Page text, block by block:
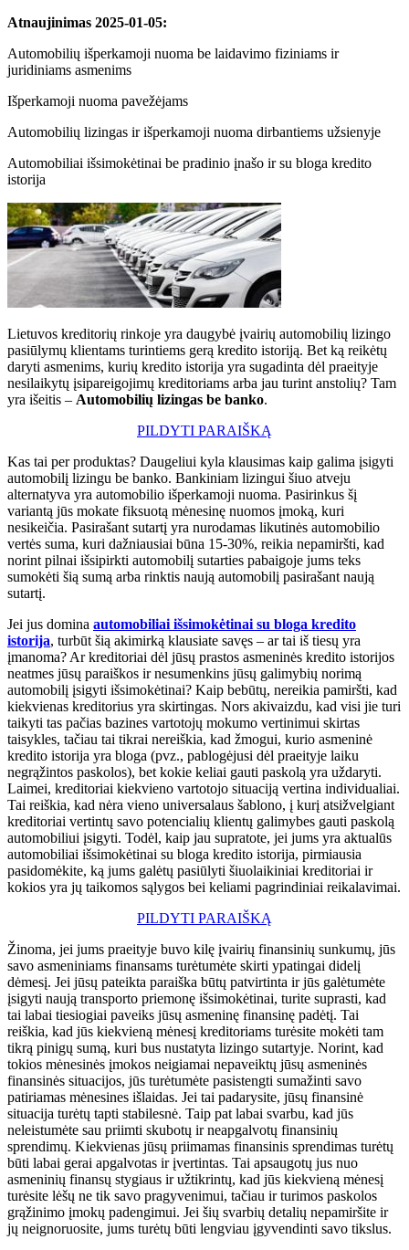
Atnaujinimas 2025-01-05:
Automobilių išperkamoji nuoma be laidavimo fiziniams ir
juridiniams asmenims
Išperkamoji nuoma pavežėjams
Automobilių lizingas ir išperkamoji nuoma dirbantiems užsienyje
Automobiliai išsimokėtinai be pradinio įnašo ir su bloga kredito
istorija
Lietuvos kreditorių rinkoje yra daugybė įvairių automobilių lizingo
pasiūlymų klientams turintiems gerą kredito istoriją. Bet ką reikėtų
daryti asmenims, kurių kredito istorija yra sugadinta dėl praeityje
nesilaikytų įsipareigojimų kreditoriams arba jau turint anstolių? Tam
yra išeitis – Automobilių lizingas be banko.
PILDYTI PARAIŠKĄ
Kas tai per produktas? Daugeliui kyla klausimas kaip galima įsigyti
automobilį lizingu be banko. Bankiniam lizingui šiuo atveju
alternatyva yra automobilio išperkamoji nuoma. Pasirinkus šį
variantą jūs mokate fiksuotą mėnesinę nuomos įmoką, kuri
nesikeičia. Pasirašant sutartį yra nurodamas likutinės automobilio
vertės suma, kuri dažniausiai būna 15-30%, reikia nepamiršti, kad
norint pilnai išsipirkti automobilį sutarties pabaigoje jums teks
sumokėti šią sumą arba rinktis naują automobilį pasirašant naują
sutartį.
Jei jus domina automobiliai išsimokėtinai su bloga kredito
istorija, turbūt šią akimirką klausiate savęs – ar tai iš tiesų yra
įmanoma? Ar kreditoriai dėl jūsų prastos asmeninės kredito istorijos
neatmes jūsų paraiškos ir nesumenkins jūsų galimybių norimą
automobilį įsigyti išsimokėtinai? Kaip bebūtų, nereikia pamiršti, kad
kiekvienas kreditorius yra skirtingas. Nors akivaizdu, kad visi jie turi
taikyti tas pačias bazines vartotojų mokumo vertinimui skirtas
taisykles, tačiau tai tikrai nereiškia, kad žmogui, kurio asmeninė
kredito istorija yra bloga (pvz., pablogėjusi dėl praeityje laiku
negrąžintos paskolos), bet kokie keliai gauti paskolą yra uždaryti.
Laimei, kreditoriai kiekvieno vartotojo situaciją vertina individualiai.
Tai reiškia, kad nėra vieno universalaus šablono, į kurį atsižvelgiant
kreditoriai vertintų savo potencialių klientų galimybes gauti paskolą
automobiliui įsigyti. Todėl, kaip jau supratote, jei jums yra aktualūs
automobiliai išsimokėtinai su bloga kredito istorija, pirmiausia
pasidomėkite, ką jums galėtų pasiūlyti šiuolaikiniai kreditoriai ir
kokios yra jų taikomos sąlygos bei keliami pagrindiniai reikalavimai.
PILDYTI PARAIŠKĄ
Žinoma, jei jums praeityje buvo kilę įvairių finansinių sunkumų, jūs
savo asmeniniams finansams turėtumėte skirti ypatingai didelį
dėmesį. Jei jūsų pateikta paraiška būtų patvirtinta ir jūs galėtumėte
įsigyti naują transporto priemonę išsimokėtinai, turite suprasti, kad
tai labai tiesiogiai paveiks jūsų asmeninę finansinę padėtį. Tai
reiškia, kad jūs kiekvieną mėnesį kreditoriams turėsite mokėti tam
tikrą pinigų sumą, kuri bus nustatyta lizingo sutartyje. Norint, kad
tokios mėnesinės įmokos neigiamai nepaveiktų jūsų asmeninės
finansinės situacijos, jūs turėtumėte pasistengti sumažinti savo
patiriamas mėnesines išlaidas. Jei tai padarysite, jūsų finansinė
situacija turėtų tapti stabilesnė. Taip pat labai svarbu, kad jūs
neleistumėte sau priimti skubotų ir neapgalvotų finansinių
sprendimų. Kiekvienas jūsų priimamas finansinis sprendimas turėtų
būti labai gerai apgalvotas ir įvertintas. Tai apsaugotų jus nuo
asmeninių finansų stygiaus ir užtikrintų, kad jūs kiekvieną mėnesį
turėsite lėšų ne tik savo pragyvenimui, tačiau ir turimos paskolos
grąžinimo įmokų padengimui. Jei šių svarbių detalių nepamiršite ir
jų neignoruosite, jums turėtų būti lengviau įgyvendinti savo tikslus.